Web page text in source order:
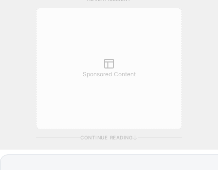
Sponsored Content
CONTINUE READING